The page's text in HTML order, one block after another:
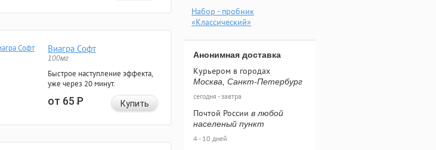
Виагра Софт
100мг
Быстрое наступление эффекта,
уже через 20 минут.
от 65Р Купить
Набор - пробник
«Классический»
Анонимная доставка
Курьером в городах
Москва, Санкт-Петербург
сегодня - завтра
Почтой России в любой
населеный пункт
4 - 10 дней